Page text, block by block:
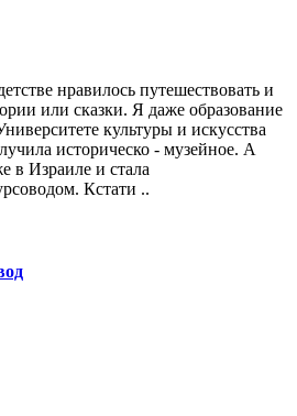
нравилось путешествовать и
или сказки. Я даже образование
культуры и искусства
историческо - музейное. А
в Израиле и стала
Кстати ..